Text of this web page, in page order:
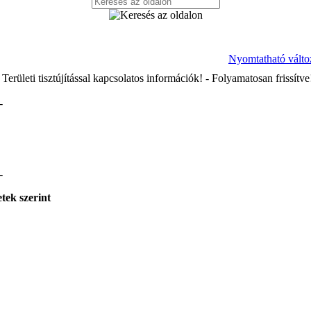
Nyomtatható
tisztújítással kapcsolatos információk! - Folyamatosan
szerint